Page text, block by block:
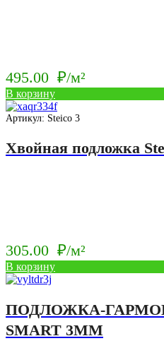
495.00 ₽/м²
В корзину
Артикул: Steico 3
Хвойная подложка
305.00 ₽/м²
В корзину
ПОДЛОЖКА-
SMART 3ММ